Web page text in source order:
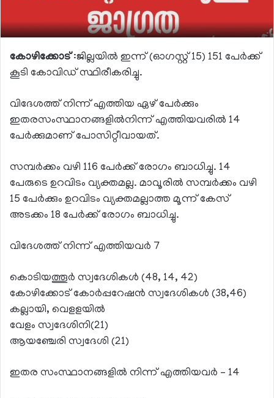
കോഴിക്കോട്:ജില്ലയില്‍ ഇന്ന് (ഓഗസ്റ്റ് 15) 151 പേര്‍ക്ക്
കൂടി കോവിഡ് സ്ഥിരീകരിച്ചു.
വിദേശത്ത് നിന്ന് എത്തിയ ഏഴ് പേര്‍ക്കും
ഇതരസംസ്ഥാനങ്ങളില്‍നിന്ന് എത്തിയവരില്‍ 14
പേര്‍ക്കുമാണ് പോസിറ്റീവായത്.
സമ്പര്‍ക്കം വഴി 116 പേര്‍ക്ക് രോഗം ബാധിച്ചു. 14
പേരുടെ ഉറവിടം വ്യക്തമല്ല. മാവൂരില്‍ സമ്പര്‍ക്കം വഴി
15 പേര്‍ക്കും ഉറവിടം വ്യക്തമല്ലാത്ത മൂന്ന് കേസ്
അടക്കം 18 പേര്‍ക്ക് രോഗം ബാധിച്ചു.
വിദേശത്ത് നിന്ന് എത്തിയവര്‍ 7
കൊടിയത്തൂര്‍ സ്വദേശികള്‍ (48, 14, 42)
കോഴിക്കോട് കോര്‍പ്പറേഷന്‍ സ്വദേശികള്‍ (38,46)
കല്ലായി, വെളളയില്‍
വേളം സ്വദേശിനി(21)
ആയഞ്ചേരി സ്വദേശി (21)
ഇതര സംസ്ഥാനങ്ങളില്‍ നിന്ന് എത്തിയവര്‍ – 14